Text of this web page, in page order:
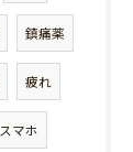
鎮痛薬
疲れ
スマホ